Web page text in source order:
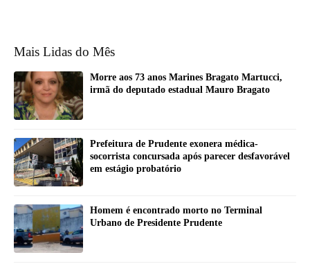
Mais Lidas do Mês
Morre aos 73 anos Marines Bragato Martucci,
irmã do deputado estadual Mauro Bragato
Prefeitura de Prudente exonera médica-
socorrista concursada após parecer desfavorável
em estágio probatório
Homem é encontrado morto no Terminal
Urbano de Presidente Prudente